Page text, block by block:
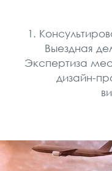
1.
Выездная
Экспертиза
дизайн-